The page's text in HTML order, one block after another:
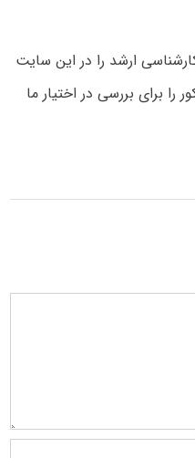
ارشد را در این سایت
را برای بررسی در اختیار ما